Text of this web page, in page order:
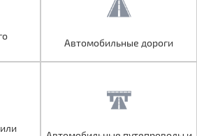
Автомобильные дороги
Автомобильные путепроводы и
Автомобильные дороги